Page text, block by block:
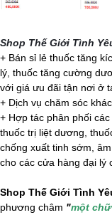
Shop Thế Giới Tình
+ Bán sỉ lẻ thuốc tăng
lý, thuốc tăng cường
với giá ưu đãi tận nơi ở
+ Dịch vụ chăm sóc
+ Hợp tác phân phối
thuốc trị liệt dương,
chống xuất tinh sớm,
cho các cửa hàng đại lý
Shop Thế Giới Tình
phương châm "một